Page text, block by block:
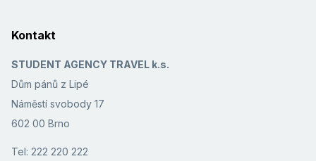
Kontakt
STUDENT AGENCY TRAVEL k.s.
Dům pánů z Lipé
Náměstí svobody 17
602 00 Brno
Tel: 222 220 222